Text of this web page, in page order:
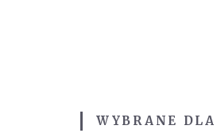
WYBRANE